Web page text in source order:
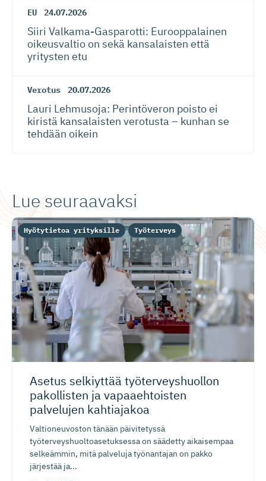
EU 24.07.2026
Siiri Valkama-Gas­pa­rotti: Eurooppalainen
oikeusvaltio on sekä kansalaisten että
yritysten etu
Verotus 20.07.2026
Lauri Lehmusoja: Perintöveron poisto ei
kiristä kansalaisten verotusta – kunhan se
tehdään oikein
Lue seuraavaksi
Asetus selkiyttää työterveys­huollon
pakollisten ja vapaaehtoisten
palvelujen kahtiajakoa
Valtioneuvoston tänään päivitetyssä
työterveyshuoltoasetuksessa on säädetty aikaisempaa
selkeämmin, mitä palveluja työnantajan on pakko
järjestää ja...
Hyötytietoa yrityksille Työterveys